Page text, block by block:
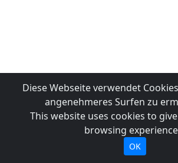
Diese Webseite verwendet
angenehmeres Surfen zu
This website uses cookies to
browsing
OK